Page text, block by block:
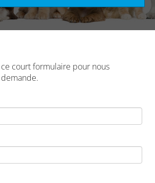
court formulaire pour nous